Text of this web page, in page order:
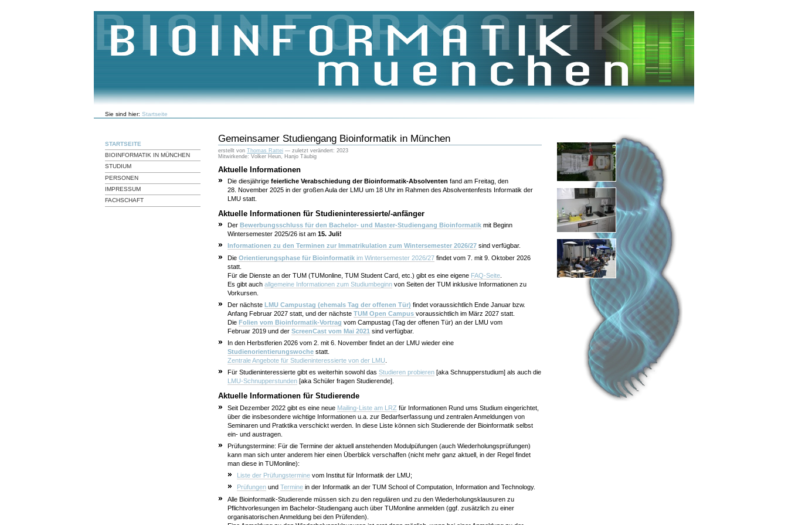
Direkt
zum
Inhalt
|
Direkt
zur
Navigation
Benutzerspezifische
Werkzeuge
Sie sind hier: Startseite
STARTSEITE
BIOINFORMATIK IN MÜNCHEN
STUDIUM
PERSONEN
IMPRESSUM
FACHSCHAFT
Gemeinsamer Studiengang Bioinformatik in München
erstellt vonThomas Rattei —zuletzt verändert: 2023
Mitwirkende: Volker Heun, Hanjo Täubig
Aktuelle Informationen
Die diesjährige feierliche Verabschiedung der Bioinformatik-Absolventen fand am Freitag, den
28. November 2025 in der großen Aula der LMU um 18 Uhr im Rahmen des Absolventenfests Informatik der
LMU statt.
Aktuelle Informationen für Studieninteressierte/-anfänger
Der Bewerbungsschluss für den Bachelor- und Master-Studiengang Bioinformatikmit Beginn
Wintersemester 2025/26 ist am 15. Juli!
Informationen zu den Terminen zur Immatrikulation zum Wintersemester 2026/27sind verfügbar.
Die Orientierungsphase für Bioinformatikim Wintersemester 2026/27findet vom 7. mit 9. Oktober 2026
statt.
Für die Dienste an der TUM (TUMonline, TUM Student Card, etc.) gibt es eine eigene FAQ-Seite.
Es gibt auch allgemeine Informationen zum Studiumbeginnvon Seiten der TUM inklusive Informationen zu
Vorkursen.
Der nächste LMU Campustag (ehemals Tag der offenen Tür) findet voraussichtlich Ende Januar bzw.
Anfang Februar 2027 statt, und der nächste TUM Open Campus voraussichtlich im März 2027 statt.
Die Folien vom Bioinformatik-Vortrag vom Campustag (Tag der offenen Tür) an der LMU vom
Februar 2019 und der ScreenCast vom Mai 2021 sind verfügbar.
In den Herbstferien 2026 vom 2. mit 6. November findet an der LMU wieder eine
Studienorientierungswoche statt.
Zentrale Angebote für Studieninteressierte von der LMU
Für Studieninteressierte gibt es weiterhin sowohl das Studieren probieren[aka Schnupperstudium] als auch die
LMU-Schnupperstunden[aka Schüler fragen Studierende].
Aktuelle Informationen für Studierende
Seit Dezember 2022 gibt es eine neue Mailing-Liste am LRZ für Informationen Rund ums Studium eingerichtet,
über die insbesondere wichtige Informationen u.a. zur Bedarfserfassung und zentralen Anmeldungen von
Seminaren und Pratktika verschickt werden. In diese Liste können sich Studierende der Bioinformatik selbst
ein- und austragen.
Prüfungstermine: Für die Termine der aktuell anstehenden Modulpüfungen (auch Wiederholungsprüfungen)
kann man sich unter anderem hier einen Überblick verschaffen (nicht mehr ganz aktuell, in der Regel findet
man diese in TUMonline):
Liste der Prüfungsterminevom Institut für Informatik der LMU;
Prüfungenund Terminein der Informatik an der TUM School of Computation, Information and Technology.
Alle Bioinformatik-Studierende müssen sich zu den regulären und zu den Wiederholungsklausuren zu
Pflichtvorlesungen im Bachelor-Studiengang auch über TUMonline anmelden (ggf. zusätzlich zu einer
organisatorischen Anmeldung bei den Prüfenden).